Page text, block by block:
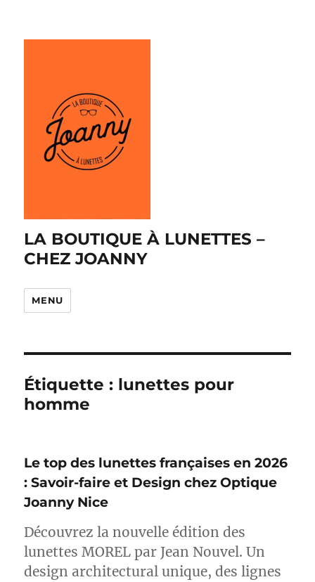
LA BOUTIQUE À LUNETTES –
CHEZ JOANNY
MENU
Étiquette : lunettes pour
homme
Le top des lunettes françaises en 2026
: Savoir-faire et Design chez Optique
Joanny Nice
Découvrez la nouvelle édition des
lunettes MOREL par Jean Nouvel. Un
design architectural unique, des lignes